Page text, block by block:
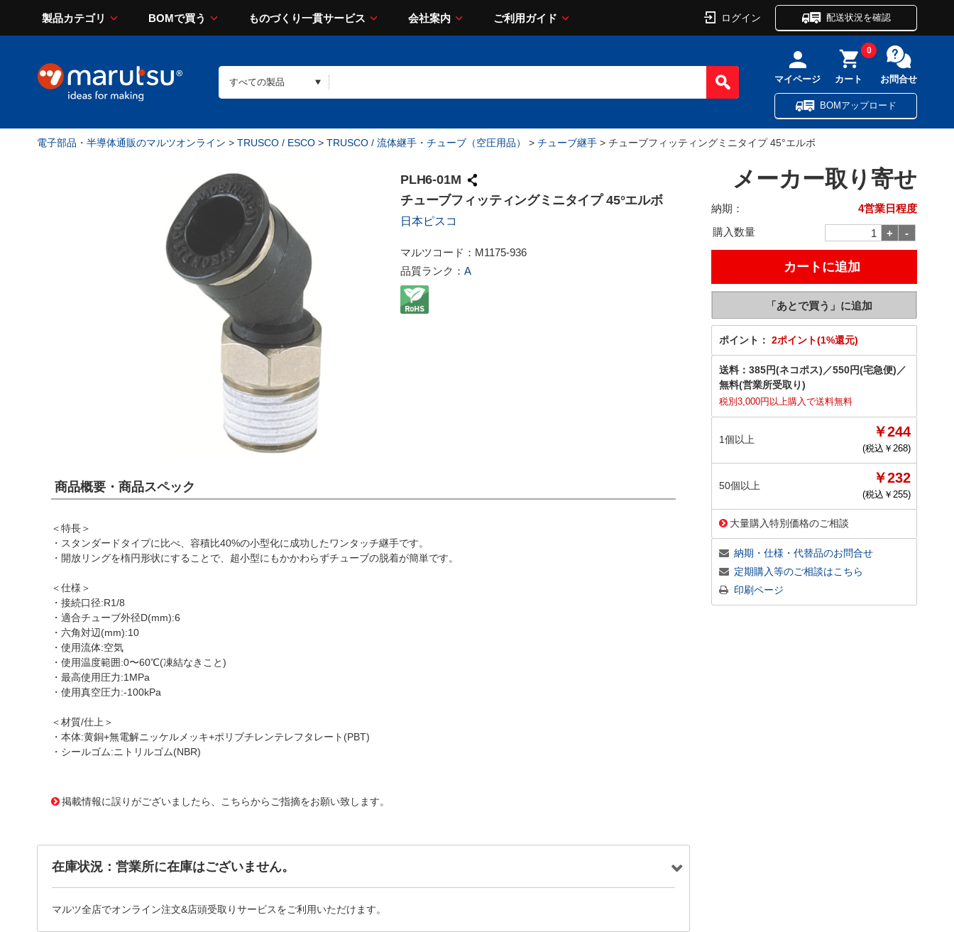
製品カテゴリ BOMで買う ものづくり一貫サービス 会社案内 ご利用ガイド ログイン 配送状況を確認
マイページ カート
0
お問合せ
BOMアップロード
電子部品・半導体通販のマルツオンライン > TRUSCO / ESCO > TRUSCO / 流体継手・チューブ（空圧用品） > チューブ継手 > チューブフィッティングミニタイプ 45°エルボ
PLH6-01M
チューブフィッティングミニタイプ 45°エルボ
日本ピスコ
マルツコード： M1175-936
品質ランク： A
メーカー取り寄せ
納期：
4営業日程度
購入数量
ポイント： 2ポイント(1%還元)
送料： 385円(ネコポス) ／550円(宅急便) ／
無料(営業所受取り)
税別3,000円以上購入で送料無料
1個以上 ￥244
(税込￥ 268)
50個以上 ￥232
(税込￥ 255)
大量購入特別価格のご相談
納期・仕様・代替品のお問合せ
定期購入等のご相談はこちら
印刷ページ
商品概要・商品スペック
＜特長＞
・スタンダードタイプに比べ、容積比40%の小型化に成功したワンタッチ継手です。
・開放リングを楕円形状にすることで、超小型にもかかわらずチューブの脱着が簡単です。
＜仕様＞
・接続口径:R1/8
・適合チューブ外径D(mm):6
・六角対辺(mm):10
・使用流体:空気
・使用温度範囲:0〜60℃(凍結なきこと)
・最高使用圧力:1MPa
・使用真空圧力:-100kPa
＜材質/仕上＞
・本体:黄銅+無電解ニッケルメッキ+ポリブチレンテレフタレート(PBT)
・シールゴム:ニトリルゴム(NBR)
掲載情報に誤りがございましたら、こちらからご指摘をお願い致します。
在庫状況：営業所に在庫はございません。
マルツ全店でオンライン注文&店頭受取りサービスをご利用いただけます。